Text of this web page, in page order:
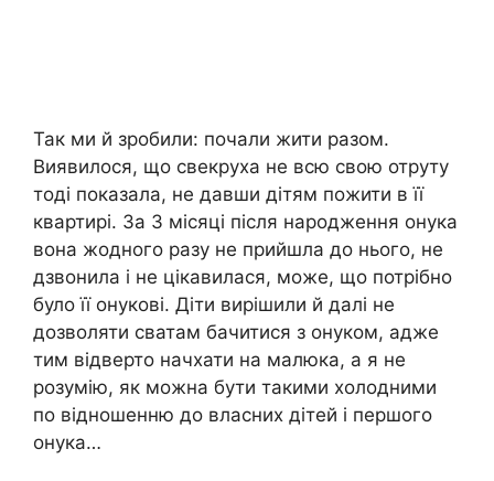
Так ми й зробили: почали жити разом.
Виявилося, що свекруха не всю свою отруту
тоді показала, не давши дітям пожити в її
квартирі. За 3 місяці після народження онука
вона жодного разу не прийшла до нього, не
дзвонила і не цікавилася, може, що потрібно
було її онукові. Діти вирішили й далі не
дозволяти сватам бачитися з онуком, адже
тим відверто начхати на малюка, а я не
розумію, як можна бути такими холодними
по відношенню до власних дітей і першого
онука…